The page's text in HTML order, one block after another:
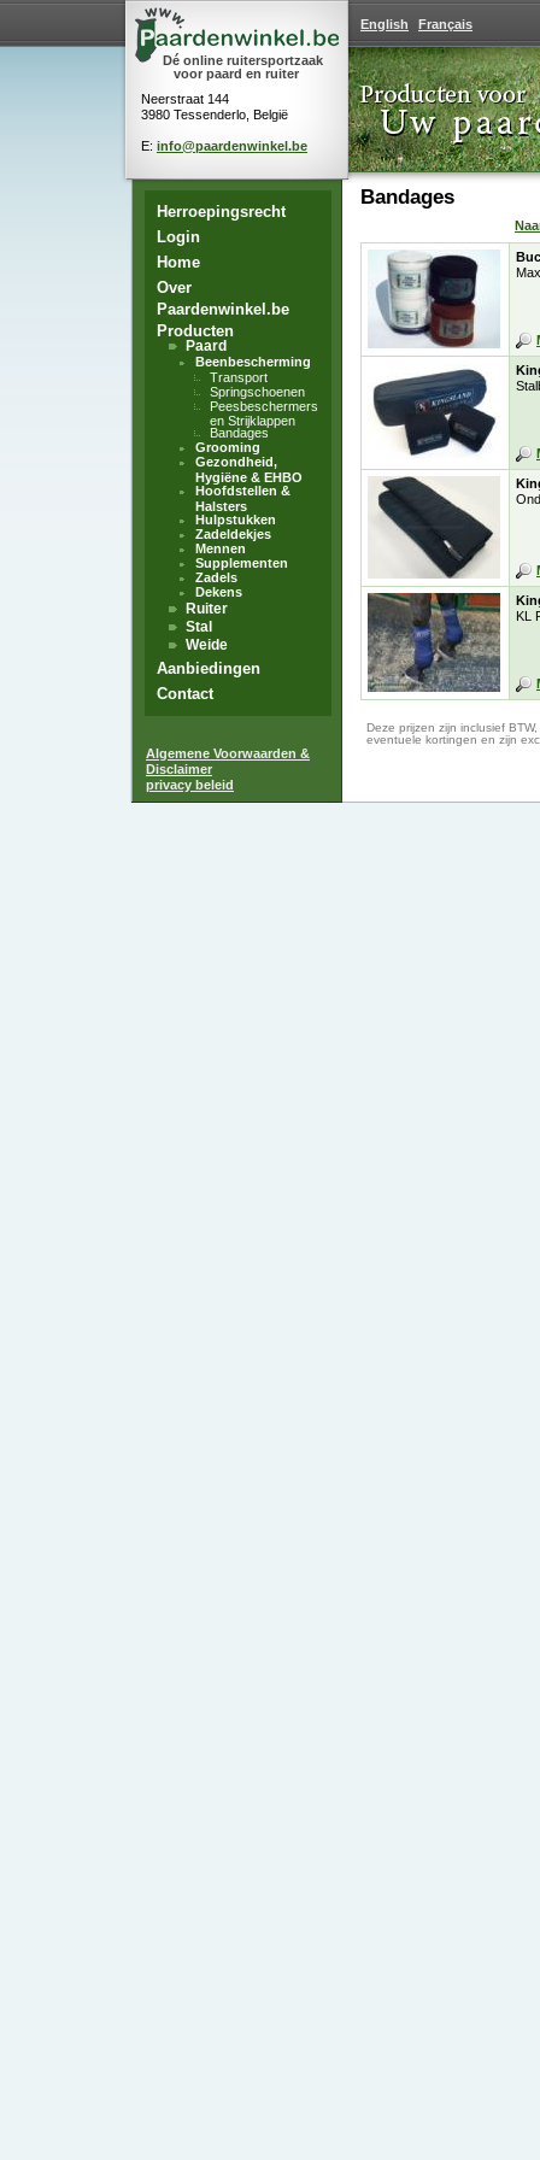
Dé online ruitersportzaak
voor paard en ruiter
Neerstraat 144
3980 Tessenderlo, België
E: info@paardenwinkel.be
Herroepingsrecht
Login
Home
Over
Paardenwinkel.be
Producten
Paard
Beenbescherming
Transport
Springschoenen
Peesbeschermers
en Strijklappen
Bandages
Grooming
Gezondheid,
Hygiëne & EHBO
Hoofdstellen &
Halsters
Hulpstukken
Zadeldekjes
Mennen
Supplementen
Zadels
Dekens
Ruiter
Stal
Weide
Aanbiedingen
Contact
English Français
Bandages
KL
Deze prijzen zijn inclusief
eventuele kortingen en zijn
Algemene Voorwaarden &
Disclaimer
privacy beleid